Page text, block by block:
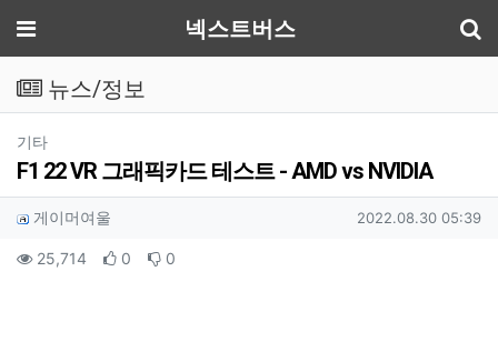
메뉴 넥스트버스
뉴스/정보
기타분류
F1 22 VR 그래픽카드 테스트 - AMD vs NVIDIA
작성자 정보
게이머여울 작성일
2022.08.30 05:39
컨텐츠 정보
25,714 조회 0 추천 0